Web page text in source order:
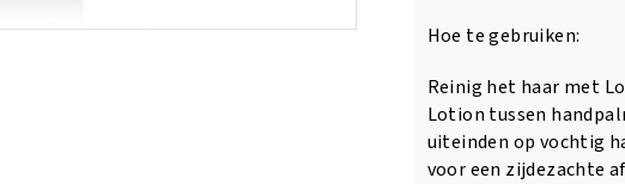
Hoe te gebruiken:
Reinig het haar met
Lotion tussen
uiteinden op vochtig
voor een zijdezachte